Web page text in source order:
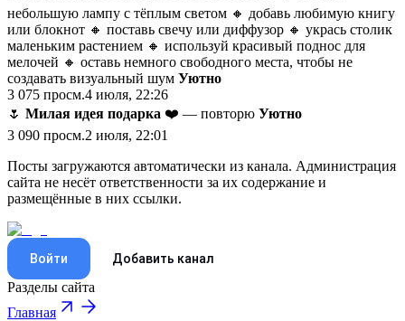
небольшую лампу с тёплым светом 🔸 добавь любимую книгу
или блокнот 🔸 поставь свечу или диффузор 🔸 укрась столик
маленьким растением 🔸 используй красивый поднос для
мелочей 🔸 оставь немного свободного места, чтобы не
создавать визуальный шум Уютно
3 075 просм.4 июля, 22:26
🌷 Милая идея подарка ❤️ — повторю Уютно
3 090 просм.2 июля, 22:01
Посты загружаются автоматически из канала. Администрация
сайта не несёт ответственности за их содержание и
размещённые в них ссылки.
Войти Добавить канал
Разделы сайта
Главная